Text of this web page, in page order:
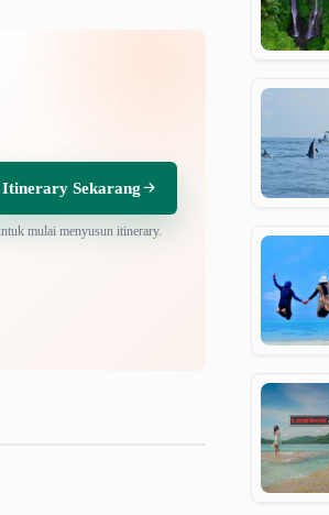
Sekarang
mulai menyusun itinerary.